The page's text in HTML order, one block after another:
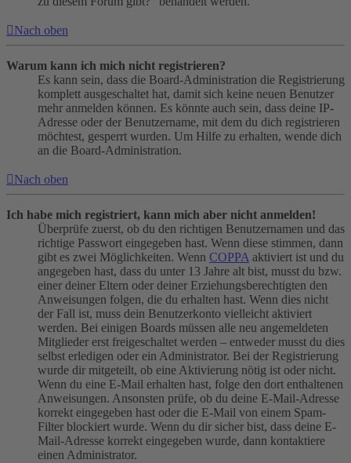
Nach oben
Warum kann ich mich nicht registrieren?
Es kann sein, dass die Board-Administration die Registrierung
komplett ausgeschaltet hat, damit sich keine neuen Benutzer
mehr anmelden können. Es könnte auch sein, dass deine IP-
Adresse oder der Benutzername, mit dem du dich registrieren
möchtest, gesperrt wurden. Um Hilfe zu erhalten, wende dich
an die Board-Administration.
Nach oben
Ich habe mich registriert, kann mich aber nicht anmelden!
Überprüfe zuerst, ob du den richtigen Benutzernamen und das
richtige Passwort eingegeben hast. Wenn diese stimmen, dann
gibt es zwei Möglichkeiten. Wenn COPPA aktiviert ist und du
angegeben hast, dass du unter 13 Jahre alt bist, musst du bzw.
einer deiner Eltern oder deiner Erziehungsberechtigten den
Anweisungen folgen, die du erhalten hast. Wenn dies nicht
der Fall ist, muss dein Benutzerkonto vielleicht aktiviert
werden. Bei einigen Boards müssen alle neu angemeldeten
Mitglieder erst freigeschaltet werden – entweder musst du dies
selbst erledigen oder ein Administrator. Bei der Registrierung
wurde dir mitgeteilt, ob eine Aktivierung nötig ist oder nicht.
Wenn du eine E-Mail erhalten hast, folge den dort enthaltenen
Anweisungen. Ansonsten prüfe, ob du deine E-Mail-Adresse
korrekt eingegeben hast oder die E-Mail von einem Spam-
Filter blockiert wurde. Wenn du dir sicher bist, dass deine E-
Mail-Adresse korrekt eingegeben wurde, dann kontaktiere
einen Administrator.